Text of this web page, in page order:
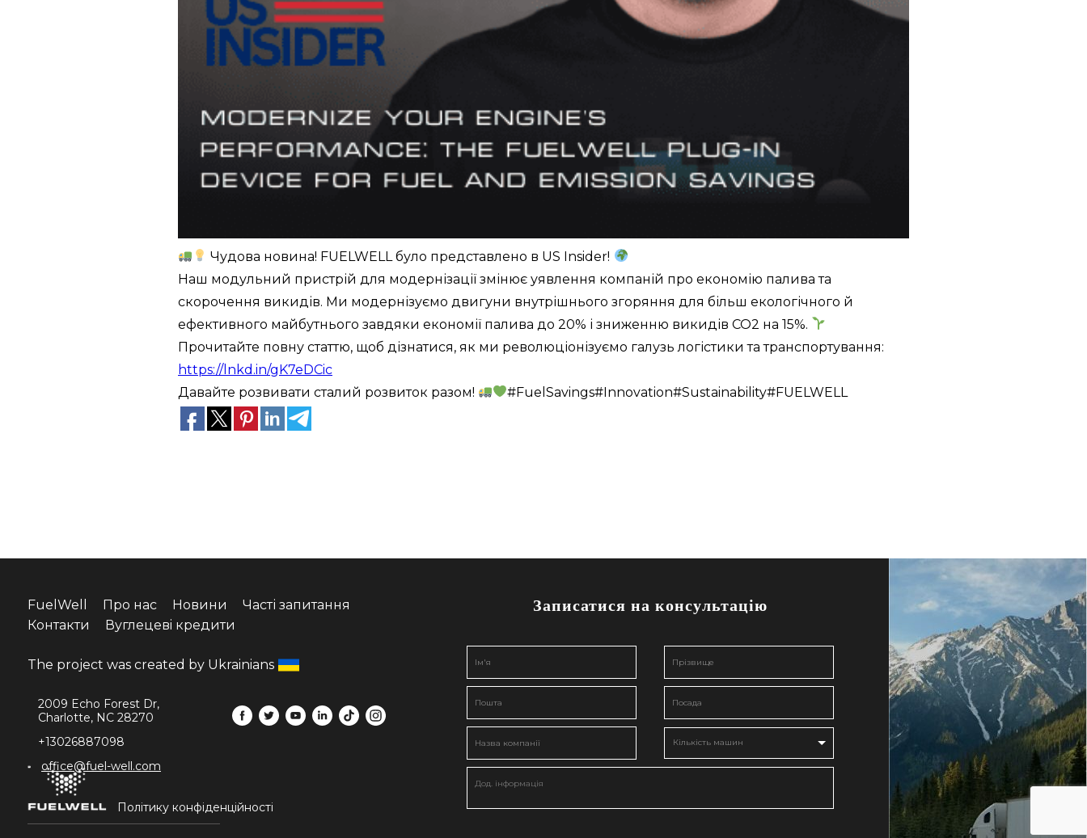
Чудова новина! FUELWELL було представлено в US Insider!
Наш модульний пристрій для модернізації змінює уявлення компаній про економію палива та
скорочення викидів. Ми модернізуємо двигуни внутрішнього згоряння для більш екологічного й
ефективного майбутнього завдяки економії палива до 20% і зниженню викидів CO2 на 15%.
Прочитайте повну статтю, щоб дізнатися, як ми революціонізуємо галузь логістики та транспортування:
https://lnkd.in/gK7eDCic
Давайте розвивати сталий розвиток разом!
#FuelSavings#Innovation#Sustainability#FUELWELL
FuelWell Про нас Новини
Часті запитання
Контакти
Вуглецевi кредити
The project was created by Ukrainians
2009 Echo Forest Dr,
Charlotte, NC 28270
+13026887098
office@fuel-well.com
Записатися на консультацію
Політику конфіденційності